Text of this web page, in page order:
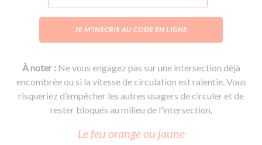
JE M’INSCRIS AU CODE EN LIGNE
À noter :Ne vous engagez pas sur une intersection déjà
encombrée ou si la vitesse de circulation est ralentie. Vous
risqueriez d’empêcher les autres usagers de circuler et de
rester bloqués au milieu de l’intersection.
Le feu orange ou jaune